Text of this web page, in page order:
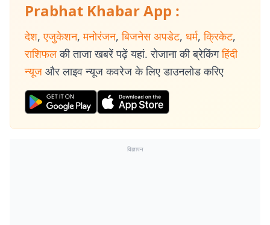
Prabhat Khabar App :
देश, एजुकेशन, मनोरंजन, बिजनेस अपडेट, धर्म, क्रिकेट,
राशिफल की ताजा खबरें पढ़ें यहां. रोजाना की ब्रेकिंग हिंदी
न्यूज और लाइव न्यूज कवरेज के लिए डाउनलोड करिए
विज्ञापन